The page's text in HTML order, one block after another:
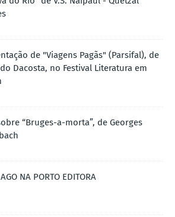
de "Viagens Pagãs" (Parsifal), de
Dacosta, no Festival Literatura em
“Bruges-a-morta”, de Georges
NA PORTO EDITORA